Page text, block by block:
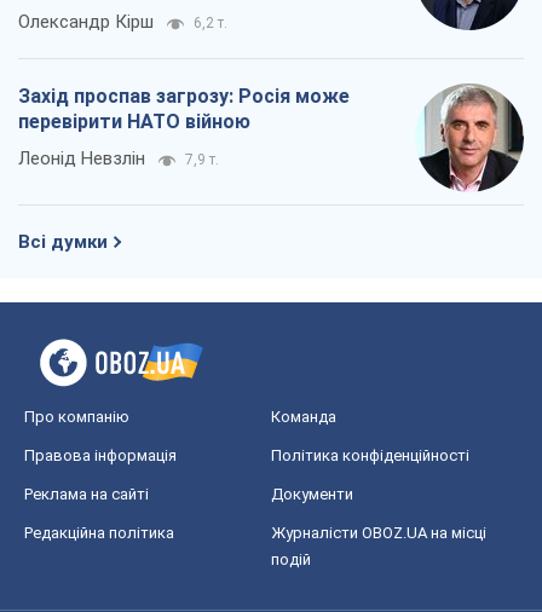
Олександр Кірш 6,2 т.
Захід проспав загрозу: Росія може
перевірити НАТО війною
Леонід Невзлін 7,9 т.
Всі думки
Про компанію Команда
Правова інформація Політика конфіденційності
Реклама на сайті Документи
Редакційна політика
Журналісти OBOZ.UA на місці
подій